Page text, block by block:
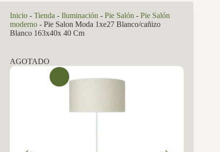
Inicio - Tienda - Iluminación - Pie Salón - Pie Salón
moderno - Pie Salon Moda 1xe27 Blanco/cañizo
Blanco 163x40x 40 Cm
AGOTADO